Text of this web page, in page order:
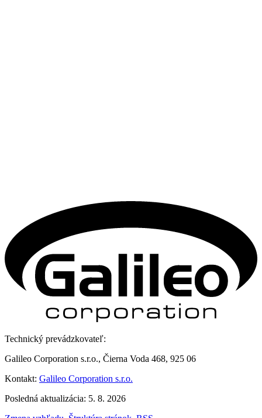
Technický prevádzkovateľ:
Galileo Corporation s.r.o., Čierna Voda 468, 925 06
Kontakt: Galileo Corporation s.r.o.
Posledná aktualizácia: 5. 8. 2026